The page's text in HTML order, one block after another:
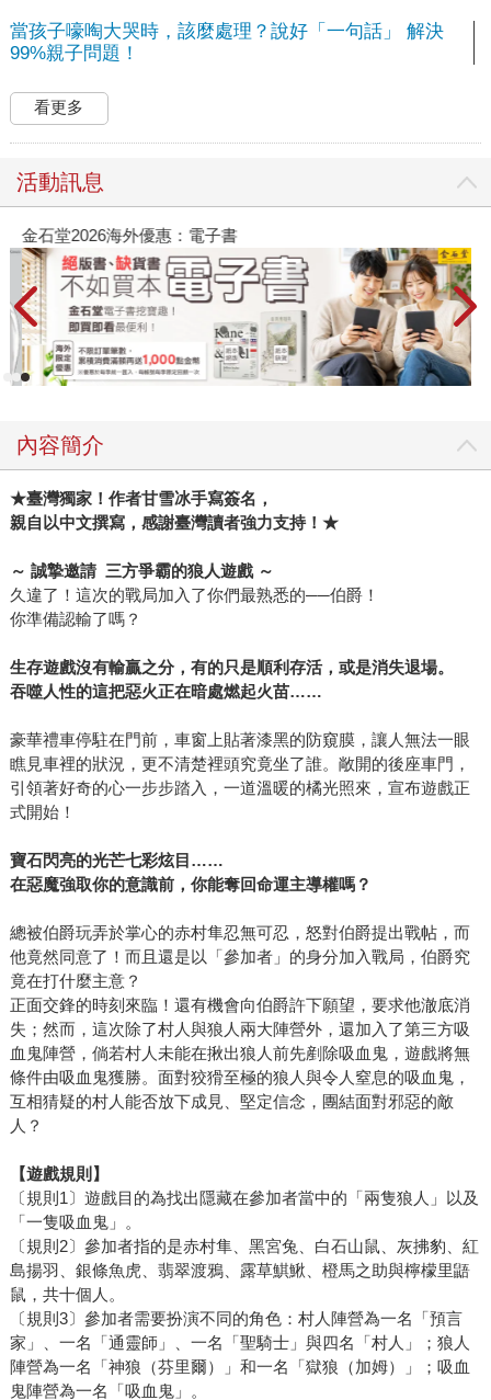
當孩子嚎啕大哭時，該麼處理？說好「一句話」 解決
99%親子問題！
看更多
活動訊息
金石堂2026海外優惠：電子書
內容簡介
★臺灣獨家！作者甘雪冰手寫簽名，
親自以中文撰寫，感謝臺灣讀者強力支持！ ★
～ 誠摯邀請 三方爭霸的狼人遊戲 ～
久違了！這次的戰局加入了你們最熟悉的──伯爵！
你準備認輸了嗎？
生存遊戲沒有輸贏之分，有的只是順利存活，或是消失退場。
吞噬人性的這把惡火正在暗處燃起火苗……
豪華禮車停駐在門前，車窗上貼著漆黑的防窺膜，讓人無法一眼
瞧見車裡的狀況，更不清楚裡頭究竟坐了誰。敞開的後座車門，
引領著好奇的心一步步踏入，一道溫暖的橘光照來，宣布遊戲正
式開始！
寶石閃亮的光芒七彩炫目……
在惡魔強取你的意識前，你能奪回命運主導權嗎？
總被伯爵玩弄於掌心的赤村隼忍無可忍，怒對伯爵提出戰帖，而
他竟然同意了！而且還是以「參加者」的身分加入戰局，伯爵究
竟在打什麼主意？
正面交鋒的時刻來臨！還有機會向伯爵許下願望，要求他澈底消
失；然而，這次除了村人與狼人兩大陣營外，還加入了第三方吸
血鬼陣營，倘若村人未能在揪出狼人前先剷除吸血鬼，遊戲將無
條件由吸血鬼獲勝。面對狡猾至極的狼人與令人窒息的吸血鬼，
互相猜疑的村人能否放下成見、堅定信念，團結面對邪惡的敵
人？
【遊戲規則】
〔規則1〕遊戲目的為找出隱藏在參加者當中的「兩隻狼人」以及
「一隻吸血鬼」。
〔規則2〕參加者指的是赤村隼、黑宮兔、白石山鼠、灰拂豹、紅
島揚羽、銀條魚虎、翡翠渡鴉、露草鯕鰍、橙馬之助與檸檬里鼯
鼠，共十個人。
〔規則3〕參加者需要扮演不同的角色：村人陣營為一名「預言
家」、一名「通靈師」、一名「聖騎士」與四名「村人」；狼人
陣營為一名「神狼（芬里爾）」和一名「獄狼（加姆）」；吸血
鬼陣營為一名「吸血鬼」。